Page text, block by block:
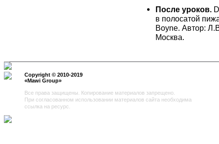
После уроков.
в полосатой
Boyne. Автор:
Copyright © 2010-2019
«Mawi Group»
Все права защищены. Копирование материалов запрещено.
При согласованном использовании материалов сайта необходима
ссылка на ресурс.